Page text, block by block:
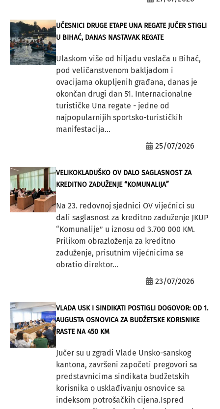
UČESNICI DRUGE ETAPE UNA REGATE JUČER STIGLI
U BIHAĆ, DANAS NASTAVAK REGATE
Ulaskom više od hiljadu veslača u Bihać,
pod veličanstvenom bakljadom i
ovacijama okupljenih građana, danas je
okončan drugi dan 51. Internacionalne
turističke Una regate - jedne od
najpopularnijih sportsko-turističkih
manifestacija...
25/07/2026
VELIKOKLADUŠKO OV DALO SAGLASNOST ZA
KREDITNO ZADUŽENJE “KOMUNALIJA”
Na 23. redovnoj sjednici OV vijećnici su
dali saglasnost za kreditno zaduženje JKUP
“Komunalije” u iznosu od 3.700 000 KM.
Prilikom obrazloženja za kreditno
zaduženje, prisutnim vijećnicima se
obratio direktor...
23/07/2026
VLADA USK I SINDIKATI POSTIGLI DOGOVOR: OD 1.
AUGUSTA OSNOVICA ZA BUDŽETSKE KORISNIKE
RASTE NA 450 KM
Jučer su u zgradi Vlade Unsko-sanskog
kantona, završeni započeti pregovori sa
predstavnicima sindikata budžetskih
korisnika o usklađivanju osnovice sa
indeksom potrošačkih cijena.Ispred